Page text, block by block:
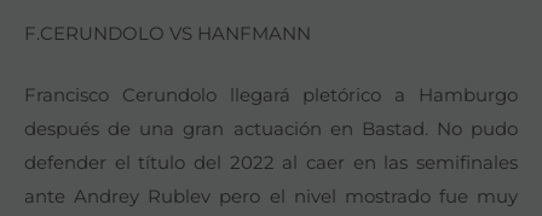
F.CERUNDOLO VS HANFMANN
Francisco Cerundolo llegará pletórico a Hamburgo
después de una gran actuación en Bastad. No pudo
defender el título del 2022 al caer en las semifinales
ante Andrey Rublev pero el nivel mostrado fue muy